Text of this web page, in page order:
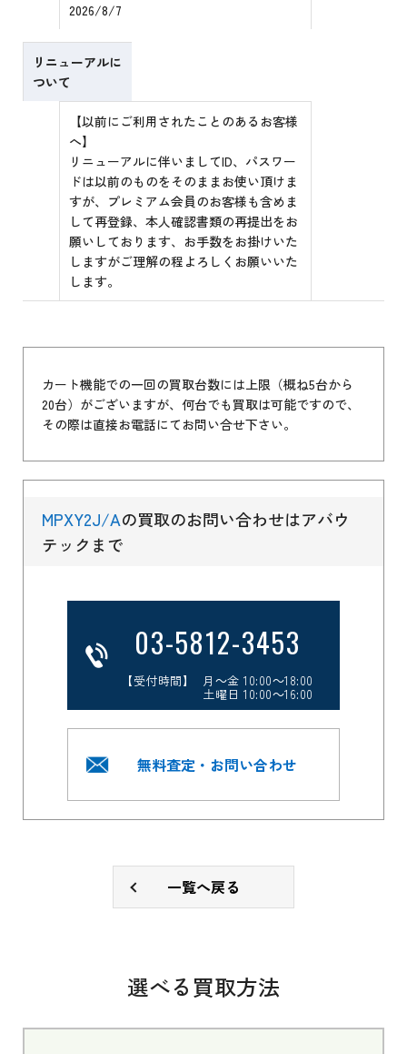
2026/8/7
リニューアルに
ついて
【以前にご利用されたことのあるお客様
へ】
リニューアルに伴いましてID、パスワー
ドは以前のものをそのままお使い頂けま
すが、プレミアム会員のお客様も含めま
して再登録、本人確認書類の再提出をお
願いしております、お手数をお掛けいた
しますがご理解の程よろしくお願いいた
します。
カート機能での一回の買取台数には上限（概ね5台から
20台）がございますが、何台でも買取は可能ですので、
その際は直接お電話にてお問い合せ下さい。
MPXY2J/Aの買取のお問い合わせはアバウ
テックまで
03-5812-3453
【受付時間】 月～金 10:00～18:00
土曜日 10:00～16:00
無料査定・お問い合わせ
一覧へ戻る
選べる買取方法